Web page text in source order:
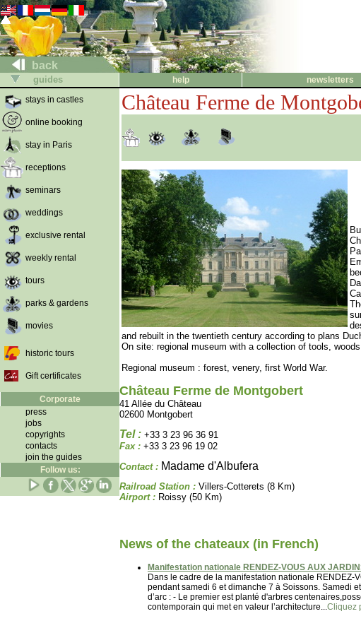
back
guides help newsletters
stays in castles
online booking
stay in Paris
receptions
seminars
weddings
exclusive rental
weekly rental
tours
parks & gardens
movies
historic tours
Gift certificates
Corporate
press
jobs
copyrights
contacts
join the guides
Follow us:
Château Ferme de
and rebuilt in the twentieth century according to plans
On site: regional museum with a collection of tools,
Regional museum : forest, venery, first World War.
Château Ferme de Montgobert
41 Allée du Château
02600 Montgobert
Tel : +33 3 23 96 36 91
Fax : +33 3 23 96 19 02
Contact : Madame d'Albufera
Railroad Station : Villers-Cotterets (8 Km)
Airport : Roissy (50 Km)
News of the chateaux (in French)
Manifestation nationale RENDEZ-VOUS AUX
Dans le cadre de la manifestation nationale RENDEZ-
pendant samedi 6 et dimanche 7 à Soissons. Samedi
d’arc : - Le premier est planté d'arbres
contemporain qui met en valeur l’architecture...Cliquez